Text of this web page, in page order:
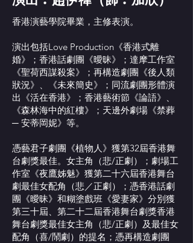
香港演藝學院畢業，主修表演。
演出包括Love Production《香港式離
婚》；香港話劇團《曖昧》；達摩工作室
《聖荷西謀殺案》；再構造劇團《後人類
狀況》、《未來簡史》；同流劇團形體演
出《活在香港》；香港藝術節《論語》、
《森林海中的紅樓》；天邊外劇場《禁葬
─ 安蒂岡妮》等。
憑藝君子劇團《植物人》獲第32屆香港舞
台劇獎最佳。女主角（悲/正劇）；劇場工
作室《夜鷹姊魅》獲第二十六屆香港舞台
劇最佳女配角（悲／正劇）；憑香港話劇
團《曖昧》和糊塗戲班《愛妻家》分別獲
第三十屆、第二十二屆香港舞台劇獎香港
舞台劇獎最佳女主角（悲/正劇）及最佳女
配角（喜/鬧劇）的提名；憑再構造劇團